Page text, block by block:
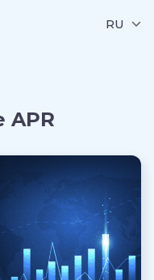
RU
APR